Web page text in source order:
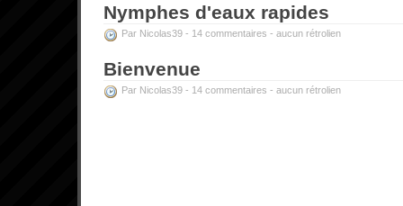
Nymphes d'eaux rapides
Par Nicolas39 - 14 commentaires - aucun rétrolien
Bienvenue
Par Nicolas39 - 14 commentaires - aucun rétrolien